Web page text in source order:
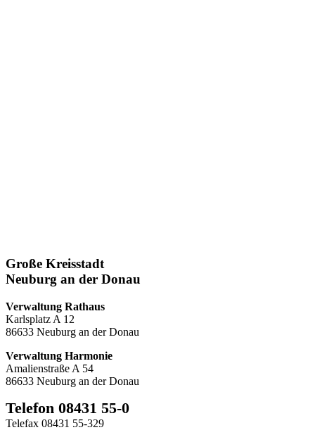
Große Kreisstadt
Neuburg an der Donau
Verwaltung Rathaus
Karlsplatz A 12
86633 Neuburg an der Donau
Verwaltung Harmonie
Amalienstraße A 54
86633 Neuburg an der Donau
Telefon 08431 55-0
Telefax 08431 55-329